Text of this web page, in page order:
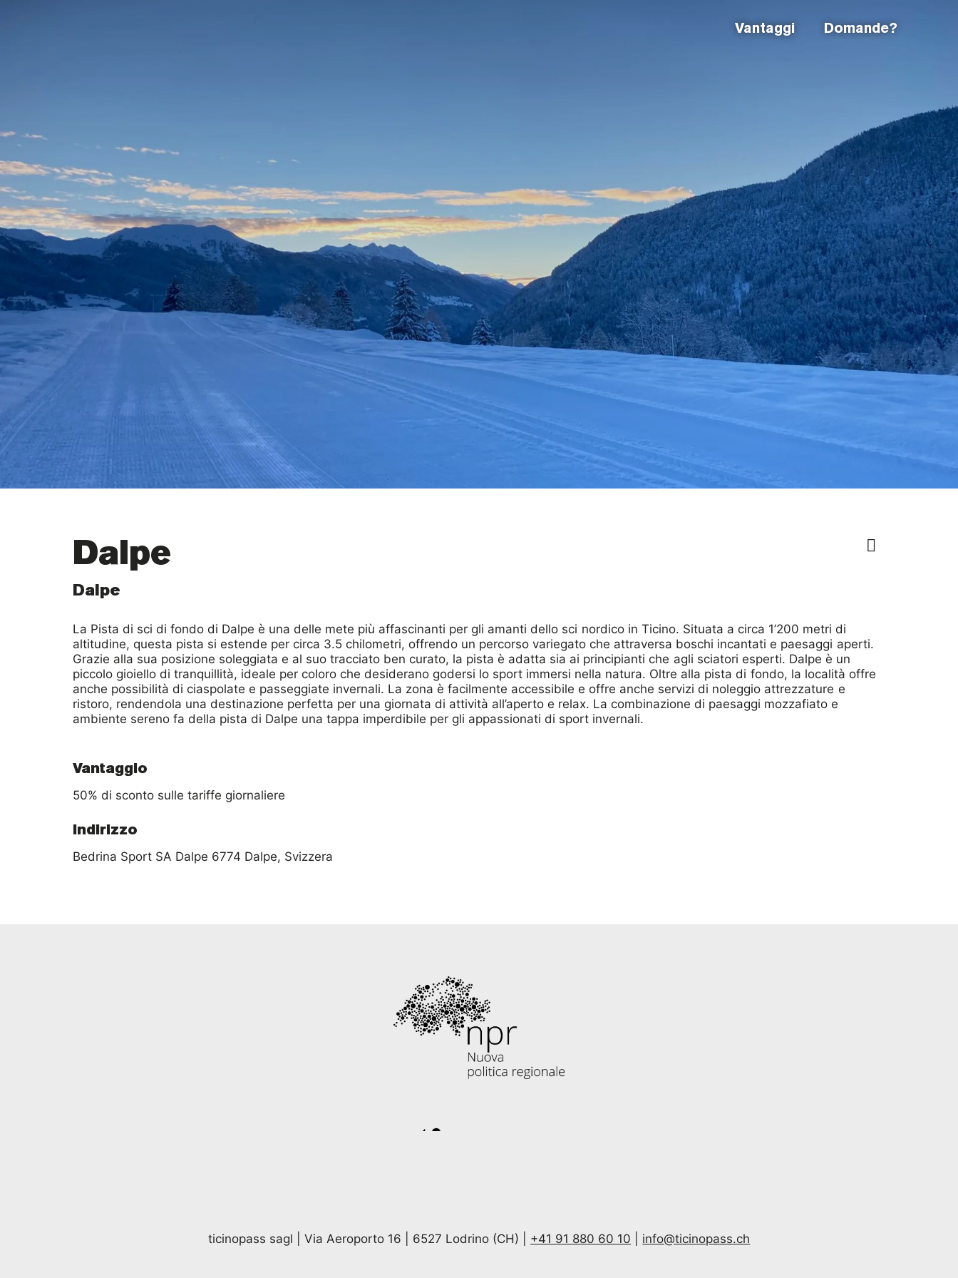
Vantaggi Domande?
Dalpe
Dalpe
La Pista di sci di fondo di Dalpe è una delle mete più affascinanti per gli amanti dello sci nordico in Ticino. Situata a circa 1’200 metri di
altitudine, questa pista si estende per circa 3.5 chilometri, offrendo un percorso variegato che attraversa boschi incantati e paesaggi aperti.
Grazie alla sua posizione soleggiata e al suo tracciato ben curato, la pista è adatta sia ai principianti che agli sciatori esperti. Dalpe è un
piccolo gioiello di tranquillità, ideale per coloro che desiderano godersi lo sport immersi nella natura. Oltre alla pista di fondo, la località offre
anche possibilità di ciaspolate e passeggiate invernali. La zona è facilmente accessibile e offre anche servizi di noleggio attrezzature e
ristoro, rendendola una destinazione perfetta per una giornata di attività all’aperto e relax. La combinazione di paesaggi mozzafiato e
ambiente sereno fa della pista di Dalpe una tappa imperdibile per gli appassionati di sport invernali.
Vantaggio
Indirizzo
Bedrina Sport SA Dalpe 6774 Dalpe
ticinopass sagl | Via Aeroporto 16 | 6527 Lodrino (CH) | +41 91 880 60 10 info@ticinopass.ch